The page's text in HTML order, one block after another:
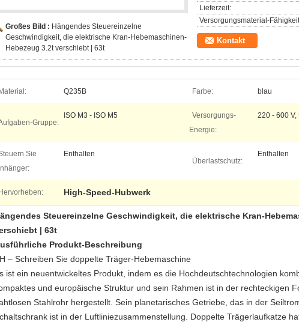
Großes Bild : Hängendes Steuereinzelne
Geschwindigkeit, die elektrische Kran-Hebemaschinen-
Hebezeug 3.2t verschiebt | 63t
Lieferzeit:
Versorgungsmaterial-
Kontakt
Q235B Farbe: blau
Gruppe:
ISO M3 - ISO M5
Versorgungs-
Energie:
220 - 600 V,
Sie
Enthalten
Überlastschutz:
Enthalten
High-Speed-Hubwerk
Steuereinzelne Geschwindigkeit, die elektrische Kran-
| 63t
Produkt-Beschreibung
– Schreiben Sie doppelte Träger-Hebemaschine
ist ein neuentwickeltes Produkt, indem es die Hochdeutschtechnologien
und europäische Struktur und sein Rahmen ist in der rechteckigen
Stahlrohr hergestellt. Sein planetarisches Getriebe, das in der
ist in der Luftliniezusammenstellung. Doppelte Trägerlaufkatze